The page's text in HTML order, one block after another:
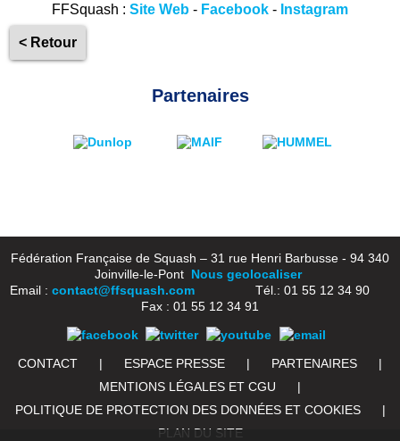
FFSquash : Site Web - Facebook - Instagram
< Retour
Partenaires
Fédération Française de Squash – 31 rue Henri Barbusse - 94 340
Joinville-le-Pont Nous geolocaliser
Email : contact@ffsquash.comTél.: 01 55 12 34 90
Fax : 01 55 12 34 91
CONTACT | ESPACE PRESSE | PARTENAIRES
|
MENTIONS LÉGALES ET CGU
|
POLITIQUE DE PROTECTION DES DONNÉES ET COOKIES
|
PLAN DU SITE